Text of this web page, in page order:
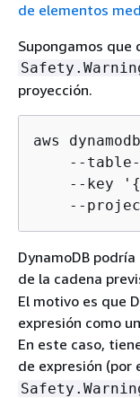
de elementos
Supongamos que
proyección.
aws
--
    --key '
{
--
DynamoDB
de la cadena
El motivo es que
expresión como
En este caso,
de expresión (por